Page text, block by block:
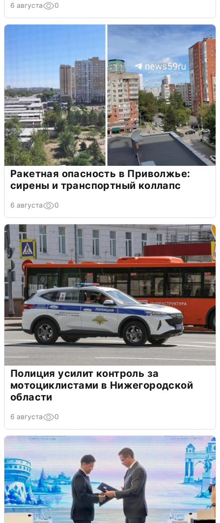
6 августа 0
Ракетная опасность в Приволжье:
сирены и транспортный коллапс
6 августа 0
Полиция усилит контроль за
мотоциклистами в Нижегородской
области
6 августа 0